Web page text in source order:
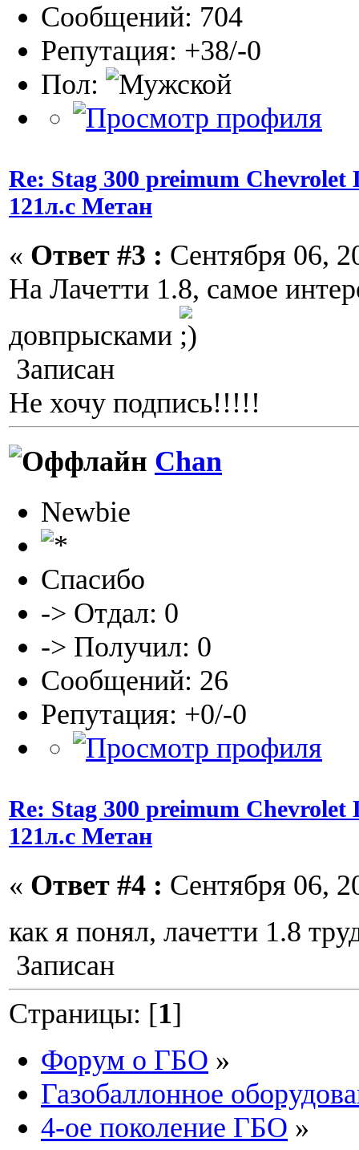
Сообщений: 704
Репутация: +38/-0
Пол:
Re: Stag 300 preimum
121л.с Метан
« Ответ #3 : Сентября 06,
На Лачетти 1.8, самое
довпрысками
Записан
Не хочу подпись!!!!!
Chan
Newbie
Спасибо
-> Отдал: 0
-> Получил: 0
Сообщений: 26
Репутация: +0/-0
Re: Stag 300 preimum
121л.с Метан
« Ответ #4 : Сентября 06,
как я понял, лачетти 1.8
Записан
Страницы: [1]
Форум о ГБО »
Газобаллонное
4-ое поколение ГБО »